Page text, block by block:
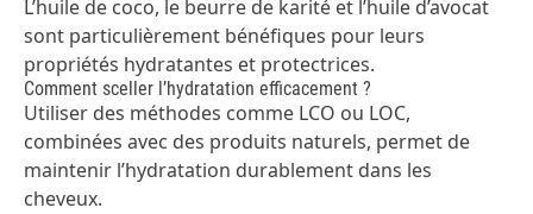
L’huile de coco, le beurre de karité et l’huile d’avocat
sont particulièrement bénéfiques pour leurs
propriétés hydratantes et protectrices.
Comment sceller l’hydratation efficacement ?
Utiliser des méthodes comme LCO ou LOC,
combinées avec des produits naturels, permet de
maintenir l’hydratation durablement dans les
cheveux.